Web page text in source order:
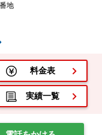
地
料金表
実績一覧